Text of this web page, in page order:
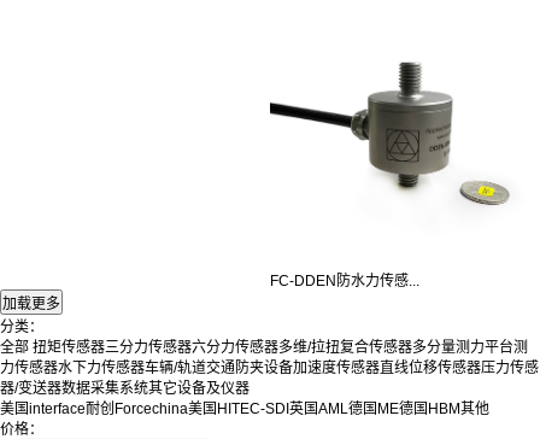
FC-DDEN防水力传感...
分类：
全部 扭矩传感器三分力传感器六分力传感器多维/拉扭复合传感器多分量测力平台测
力传感器水下力传感器车辆/轨道交通防夹设备加速度传感器直线位移传感器压力传感
器/变送器数据采集系统其它设备及仪器
美国interface耐创Forcechina美国HITEC-SDI 英国AML德国ME德国HBM其他
价格：